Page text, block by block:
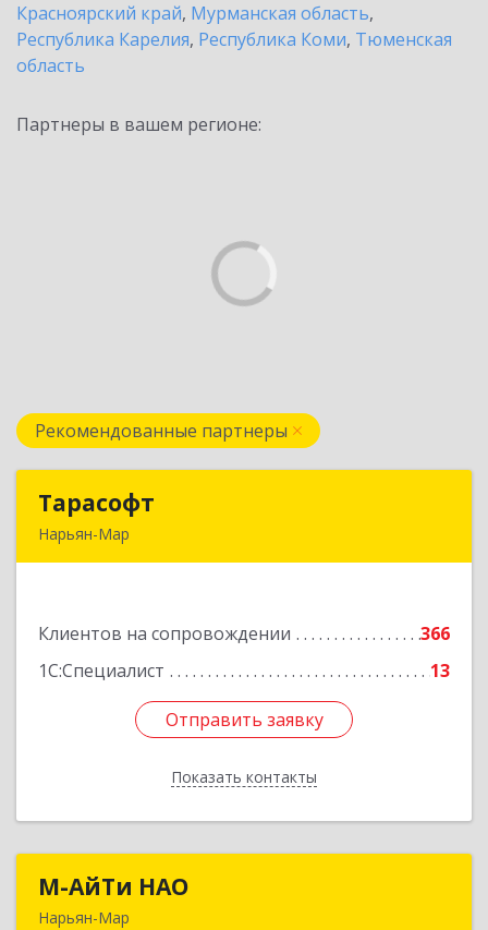
Красноярский край, Мурманская область,
Республика Карелия, Республика Коми, Тюменская
область
Партнеры в вашем регионе:
Рекомендованные партнеры
Тарасофт
Нарьян-Мар
Клиентов на сопровождении
366
1С:Специалист
13
Отправить заявку
Показать контакты
Подробнее
Отправить заявку
Назад
М-АйТи НАО
Нарьян-Мар